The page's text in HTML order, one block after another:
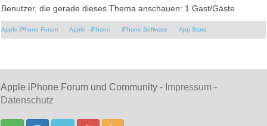
Benutzer, die gerade dieses Thema anschauen: 1 Gast/Gäste
Apple iPhone Forum Apple - iPhone iPhone Software App Store
Apple iPhone Forum und Community - Impressum -
Datenschutz